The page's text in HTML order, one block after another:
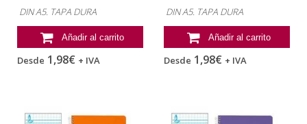
DIN A5. TAPA DURA
Añadir al carrito
Desde 1,98€ + IVA
DIN A5. TAPA DURA
Añadir al carrito
Desde 1,98€ + IVA